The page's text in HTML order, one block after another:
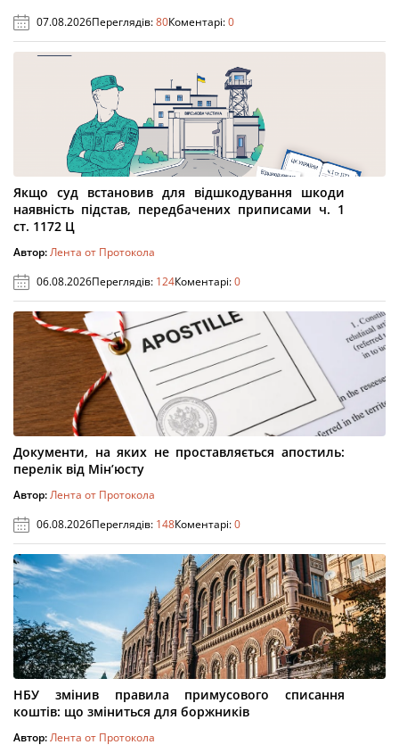
07.08.2026Переглядів:80Коментарі:0
Якщо суд встановив для відшкодування шкоди
наявність підстав, передбачених приписами ч. 1
ст. 1172 Ц
Автор:Лента от Протокола
06.08.2026Переглядів: 124Коментарі:0
Документи, на яких не проставляється апостиль:
перелік від Мін’юсту
Автор:Лента от Протокола
06.08.2026Переглядів: 148Коментарі:0
НБУ змінив правила примусового списання
коштів: що зміниться для боржників
Автор:Лента от Протокола